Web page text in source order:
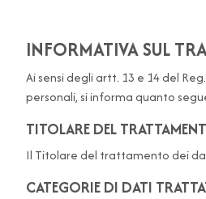
INFORMATIVA SUL
Ai sensi degli artt. 13 e 14 del
personali, si informa quanto
TITOLARE DEL
Il Titolare del trattamento dei dati
CATEGORIE DI DATI